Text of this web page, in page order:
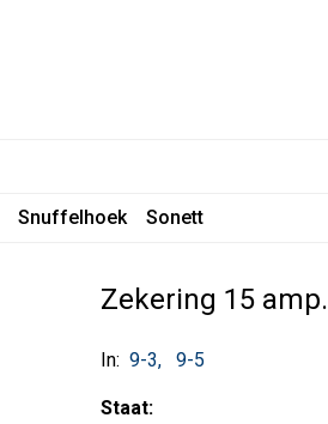
Snuffelhoek Sonett
Zekering 15 amp.
In: 9-3 9-5
Staat: